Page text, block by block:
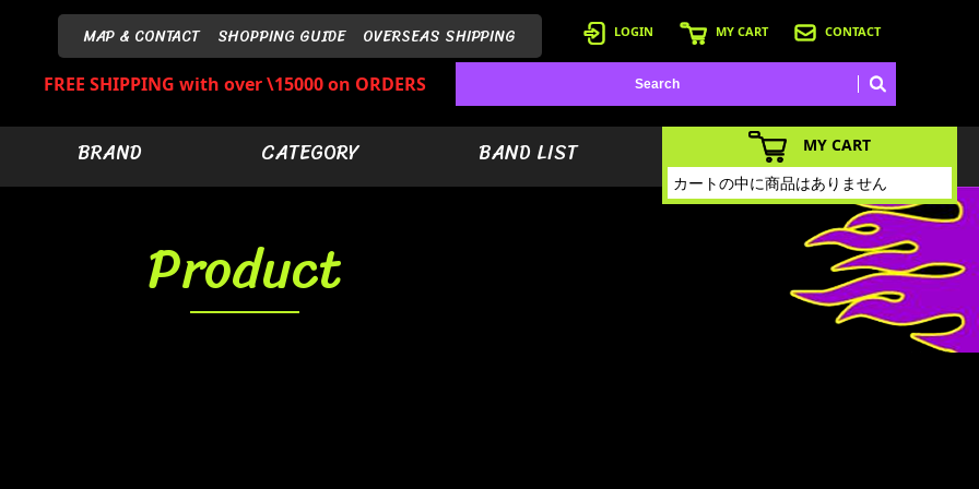
MAP & CONTACT SHOPPING GUIDE OVERSEAS SHIPPING LOGIN MY CART CONTACT
FREE SHIPPING with over \15000 on ORDERS
BRAND CATEGORY BAND LIST
Product
MY CART
カートの中に商品はありません